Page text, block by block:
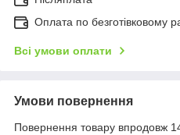
Оплата по безготівковому
Всі умови оплати
Умови повернення
Повернення товару впродовж